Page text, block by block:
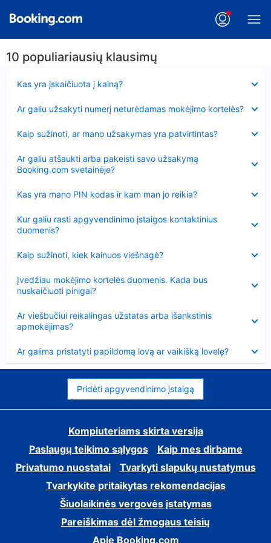
10 populiariausių klausimų
Kas yra įskaičiuota į kainą?
Ar galiu užsakyti numerį neturėdamas mokėjimo kortelės?
Kaip sužinoti, ar mano užsakymas yra patvirtintas?
Ar galiu atšaukti arba pakeisti savo užsakymą
Booking.com svetainėje?
Kas yra mano PIN kodas ir kam man jo reikia?
Kur galiu rasti apgyvendinimo įstaigos kontaktinius
duomenis?
Kaip sužinoti, kiek kainuos viešnagė?
Įvedžiau mokėjimo kortelės duomenis. Kada bus
nuskaičiuoti pinigai?
Ar viešbučiui reikalingas užstatas arba išankstinis
apmokėjimas?
Ar galima pristatyti papildomą lovą ar vaikišką lovelę?
Pridėti apgyvendinimo įstaigą
Kompiuteriams skirta versija
Paslaugų teikimo sąlygos
Kaip mes dirbame
Privatumo nuostatai
Tvarkyti slapukų nustatymus
Tvarkykite pritaikytas rekomendacijas
Šiuolaikinės vergovės įstatymas
Pareiškimas dėl žmogaus teisių
Apie Booking.com